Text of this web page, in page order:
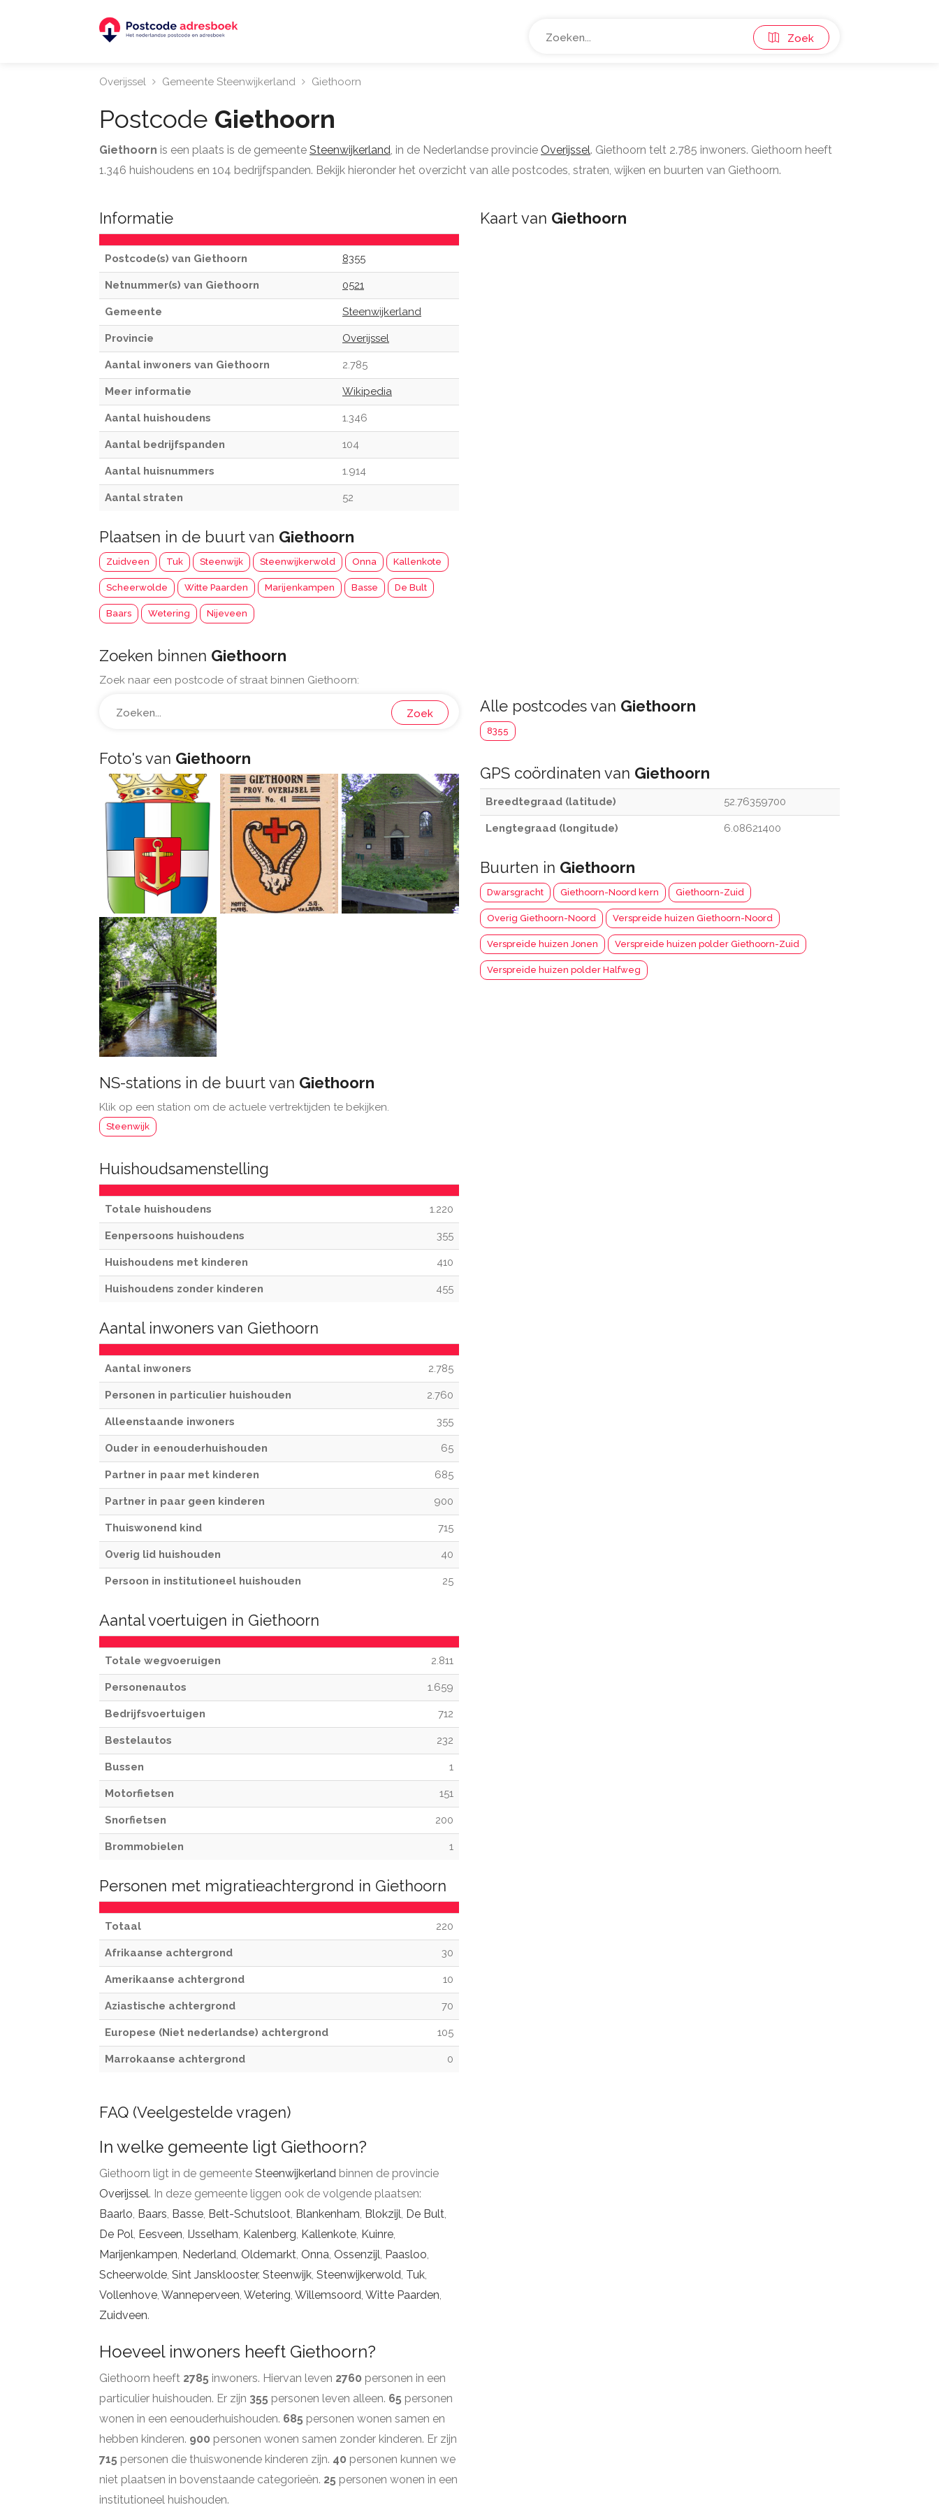
Zoek
Overijssel Gemeente Steenwijkerland Giethoorn
Postcode Giethoorn
Giethoorn is een plaats is de gemeente Steenwijkerland, in de Nederlandse provincie Overijssel. Giethoorn telt 2.785 inwoners. Giethoorn heeft
1.346 huishoudens en 104 bedrijfspanden. Bekijk hieronder het overzicht van alle postcodes, straten, wijken en buurten van Giethoorn.
Informatie
Postcode(s) van Giethoorn 8355
Netnummer(s) van Giethoorn 0521
Gemeente Steenwijkerland
Provincie Overijssel
Aantal inwoners van Giethoorn 2.785
Meer informatie Wikipedia
Aantal huishoudens 1.346
Aantal bedrijfspanden 104
Aantal huisnummers 1.914
Aantal straten 52
Plaatsen in de buurt van Giethoorn
Zuidveen Tuk Steenwijk Steenwijkerwold Onna Kallenkote
Scheerwolde Witte Paarden Marijenkampen Basse De Bult
Baars Wetering Nijeveen
Zoeken binnen Giethoorn
Zoek naar een postcode of straat binnen Giethoorn:
Zoek
Foto's van Giethoorn
NS-stations in de buurt van Giethoorn
Klik op een station om de actuele vertrektijden te bekijken.
Steenwijk
Huishoudsamenstelling
Totale huishoudens 1.220
Eenpersoons huishoudens 355
Huishoudens met kinderen 410
Huishoudens zonder kinderen 455
Aantal inwoners van Giethoorn
Aantal inwoners 2.785
Personen in particulier huishouden 2.760
Alleenstaande inwoners 355
Ouder in eenouderhuishouden 65
Partner in paar met kinderen 685
Partner in paar geen kinderen 900
Thuiswonend kind 715
Overig lid huishouden 40
Persoon in institutioneel huishouden 25
Aantal voertuigen in Giethoorn
Totale wegvoeruigen 2.811
Personenautos 1.659
Bedrijfsvoertuigen 712
Bestelautos 232
Bussen 1
Motorfietsen 151
Snorfietsen 200
Brommobielen 1
Personen met migratieachtergrond in Giethoorn
Totaal 220
Afrikaanse achtergrond 30
Amerikaanse achtergrond 10
Aziastische achtergrond 70
Europese (Niet nederlandse) achtergrond 105
Marrokaanse achtergrond 0
Kaart van Giethoorn
Alle postcodes van Giethoorn
8355
GPS coördinaten van Giethoorn
Breedtegraad (latitude) 52.76359700
Lengtegraad (longitude) 6.08621400
Buurten in Giethoorn
Dwarsgracht Giethoorn-Noord kern Giethoorn-Zuid
Overig Giethoorn-Noord Verspreide huizen Giethoorn-Noord
Verspreide huizen Jonen Verspreide huizen polder Giethoorn-Zuid
Verspreide huizen polder Halfweg
FAQ (Veelgestelde vragen)
In welke gemeente ligt Giethoorn?
Giethoorn ligt in de gemeente Steenwijkerland binnen de provincie
Overijssel. In deze gemeente liggen ook de volgende plaatsen:
Baarlo, Baars, Basse, Belt-Schutsloot, Blankenham, Blokzijl, De Bult,
De Pol, Eesveen, IJsselham, Kalenberg, Kallenkote, Kuinre,
Marijenkampen, Nederland, Oldemarkt, Onna, Ossenzijl, Paasloo,
Scheerwolde, Sint Jansklooster, Steenwijk, Steenwijkerwold, Tuk,
Vollenhove, Wanneperveen, Wetering, Willemsoord, Witte Paarden,
Zuidveen.
Hoeveel inwoners heeft Giethoorn?
Giethoorn heeft 2785 inwoners. Hiervan leven 2760 personen in een
particulier huishouden. Er zijn 355 personen leven alleen. 65 personen
wonen in een eenouderhuishouden. 685 personen wonen samen en
hebben kinderen. 900 personen wonen samen zonder kinderen. Er zijn
715 personen die thuiswonende kinderen zijn. 40 personen kunnen we
niet plaatsen in bovenstaande categorieën. 25 personen wonen in een
institutioneel huishouden.